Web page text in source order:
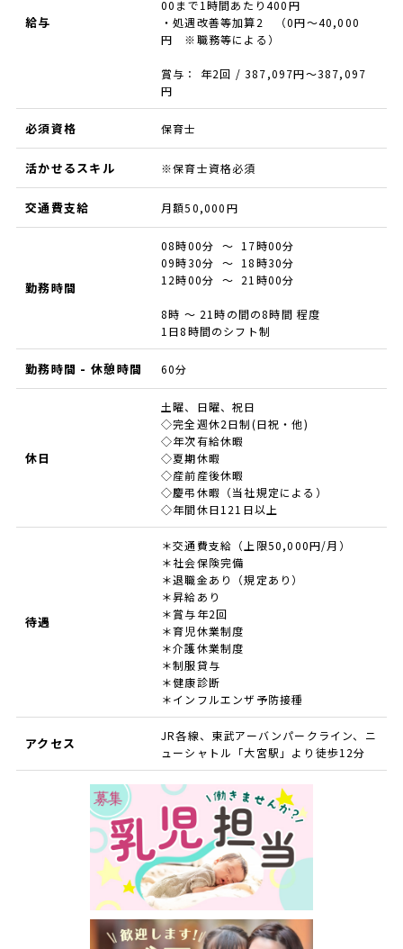
給与
00まで1時間あたり400円
・処遇改善等加算2 （0円～40,000
円 ※職務等による）
賞与： 年2回 / 387,097円〜387,097
円
必須資格 保育士
活かせるスキル ※保育士資格必須
交通費支給 月額50,000円
勤務時間
08時00分 ～ 17時00分
09時30分 ～ 18時30分
12時00分 ～ 21時00分
8時 ～ 21時の間の8時間 程度
1日8時間のシフト制
勤務時間 - 休憩時間 60分
休日
土曜、日曜、祝日
◇完全週休2日制(日祝・他)
◇年次有給休暇
◇夏期休暇
◇産前産後休暇
◇慶弔休暇（当社規定による）
◇年間休日121日以上
待遇
＊交通費支給（上限50,000円/月）
＊社会保険完備
＊退職金あり（規定あり）
＊昇給あり
＊賞与年2回
＊育児休業制度
＊介護休業制度
＊制服貸与
＊健康診断
＊インフルエンザ予防接種
アクセス
JR各線、東武アーバンパークライン、ニ
ューシャトル「大宮駅」より徒歩12分